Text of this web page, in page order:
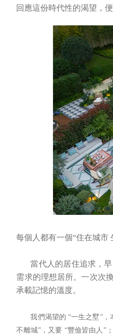
JP
登录您的帐户
回應這份時代性的渴望，
每個人都有一個“住在城市
當代人的居住追求，
需求的理想居所。一次次
承載記憶的溫度。
我們渴望的 “一生之墅”
不離城”，又要 “豐儉皆由人”